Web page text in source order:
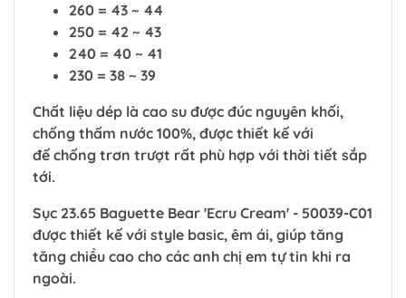
260 = 43 ~ 44
250 = 42 ~ 43
240 = 40 ~ 41
230 = 38 ~ 39
Chất liệu dép là cao su được đúc nguyên khối,
chống thấm nước 100%, được thiết kế với
đế chống trơn trượt rất phù hợp với thời tiết sắp
tới.
Sục 23.65 Baguette Bear 'Ecru Cream' - 50039-C01
được thiết kế với style basic, êm ái, giúp tăng
tăng chiều cao cho các anh chị em tự tin khi ra
ngoài.